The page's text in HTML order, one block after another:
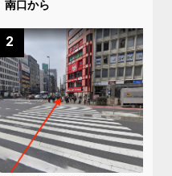
南口から
2